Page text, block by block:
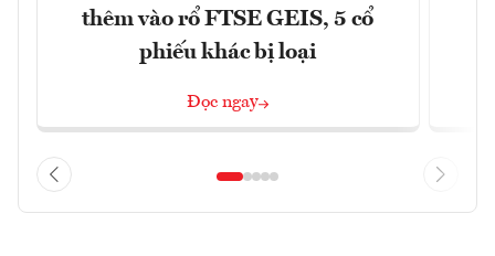
thêm vào rổ FTSE GEIS, 5 cổ
phiếu khác bị loại
Đọc ngay